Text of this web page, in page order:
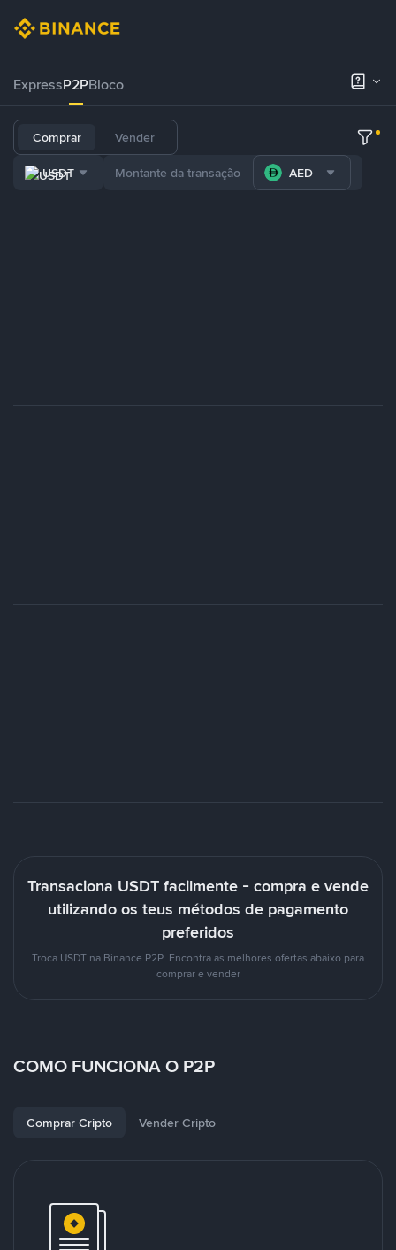
ExpressP2PBloco
Comprar Vender
USDT AED
Transaciona USDT facilmente - compra e vende
utilizando os teus métodos de pagamento
preferidos
Troca USDT na Binance P2P. Encontra as melhores ofertas abaixo para
comprar e vender
COMO FUNCIONA O P2P
Comprar Cripto Vender Cripto